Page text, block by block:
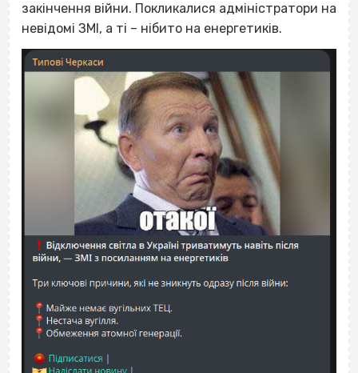
закінчення війни. Покликалися адміністратори на
невідомі ЗМІ, а ті – нібито на енергетиків.